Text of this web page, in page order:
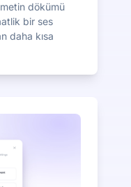
dökümü
bir ses
daha kısa